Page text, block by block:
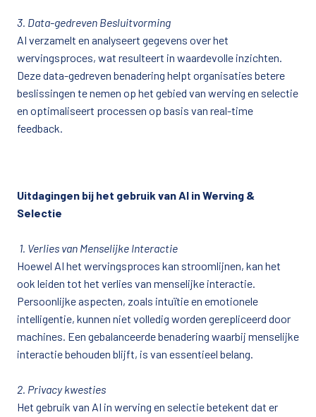
3. Data-gedreven Besluitvorming
AI verzamelt en analyseert gegevens over het
wervingsproces, wat resulteert in waardevolle inzichten.
Deze data-gedreven benadering helpt organisaties betere
beslissingen te nemen op het gebied van werving en selectie
en optimaliseert processen op basis van real-time
Uitdagingen bij het gebruik van AI in Werving &
Selectie
1. Verlies van Menselijke Interactie
Hoewel AI het wervingsproces kan stroomlijnen, kan het
ook leiden tot het verlies van menselijke interactie.
Persoonlijke aspecten, zoals intuïtie en emotionele
intelligentie, kunnen niet volledig worden gerepliceerd door
machines. Een gebalanceerde benadering waarbij menselijke
interactie behouden blijft, is van essentieel belang.
2. Privacy kwesties
Het gebruik van AI in werving en selectie betekent dat er